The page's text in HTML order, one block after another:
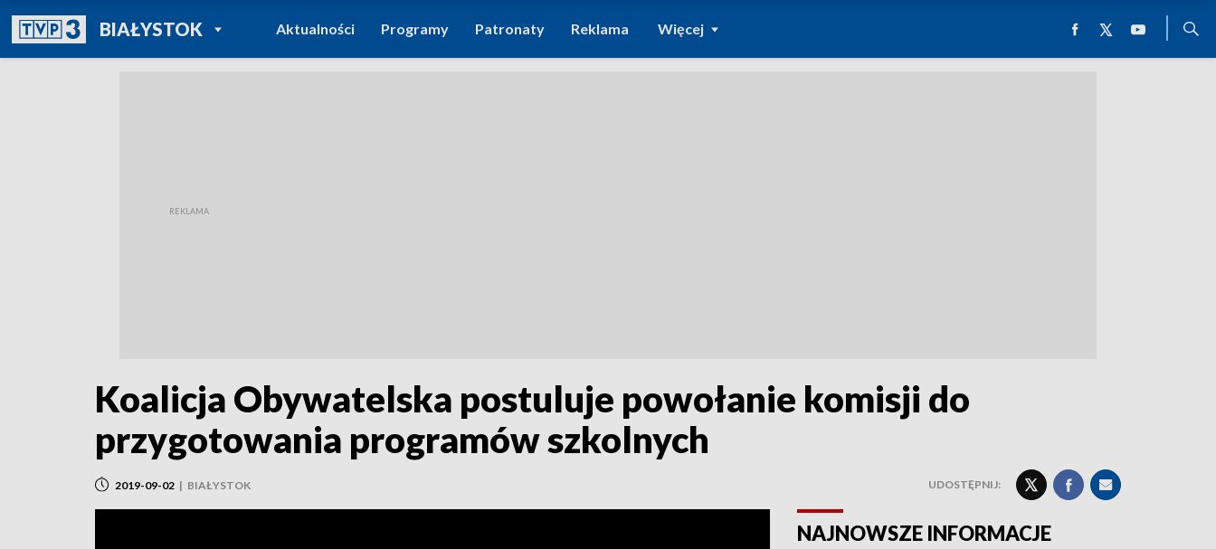
BIAŁYSTOKPOWRÓT DO
TVP REGIONY
Aktualności Programy Patronaty Reklama Więcej
Koalicja Obywatelska postuluje powołanie komisji do
przygotowania programów szkolnych
2019-09-02 | BIAŁYSTOK UDOSTĘPNIJ:
NAJNOWSZE INFORMACJE